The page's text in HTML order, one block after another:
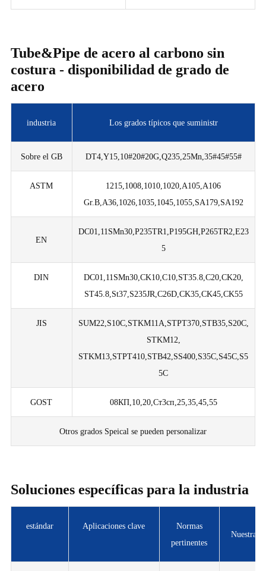
Tube&Pipe de acero al carbono sin
costura - disponibilidad de grado de
acero
industria Los grados típicos que suministr
Sobre el GB DT4,Y15,10#20#20G,Q235,25Mn,35#45#55#
ASTM
1215,1008,1010,1020,A105,A106
Gr.B,A36,1026,1035,1045,1055,SA179,SA192
EN
DC01,11SMn30,P235TR1,P195GH,P265TR2,E23
5
DIN
DC01,11SMn30,CK10,C10,ST35.8,C20,CK20,
ST45.8,St37,S235JR,C26D,CK35,CK45,CK55
JIS
SUM22,S10C,STKM11A,STPT370,STB35,S20C,
STKM12,
STKM13,STPT410,STB42,SS400,S35C,S45C,S5
5C
GOST 08КП,10,20,Ст3сп,25,35,45,55
Otros grados Speical se pueden personalizar
Soluciones específicas para la industria
estándar Aplicaciones clave
Normas
pertinentes
Nuestras